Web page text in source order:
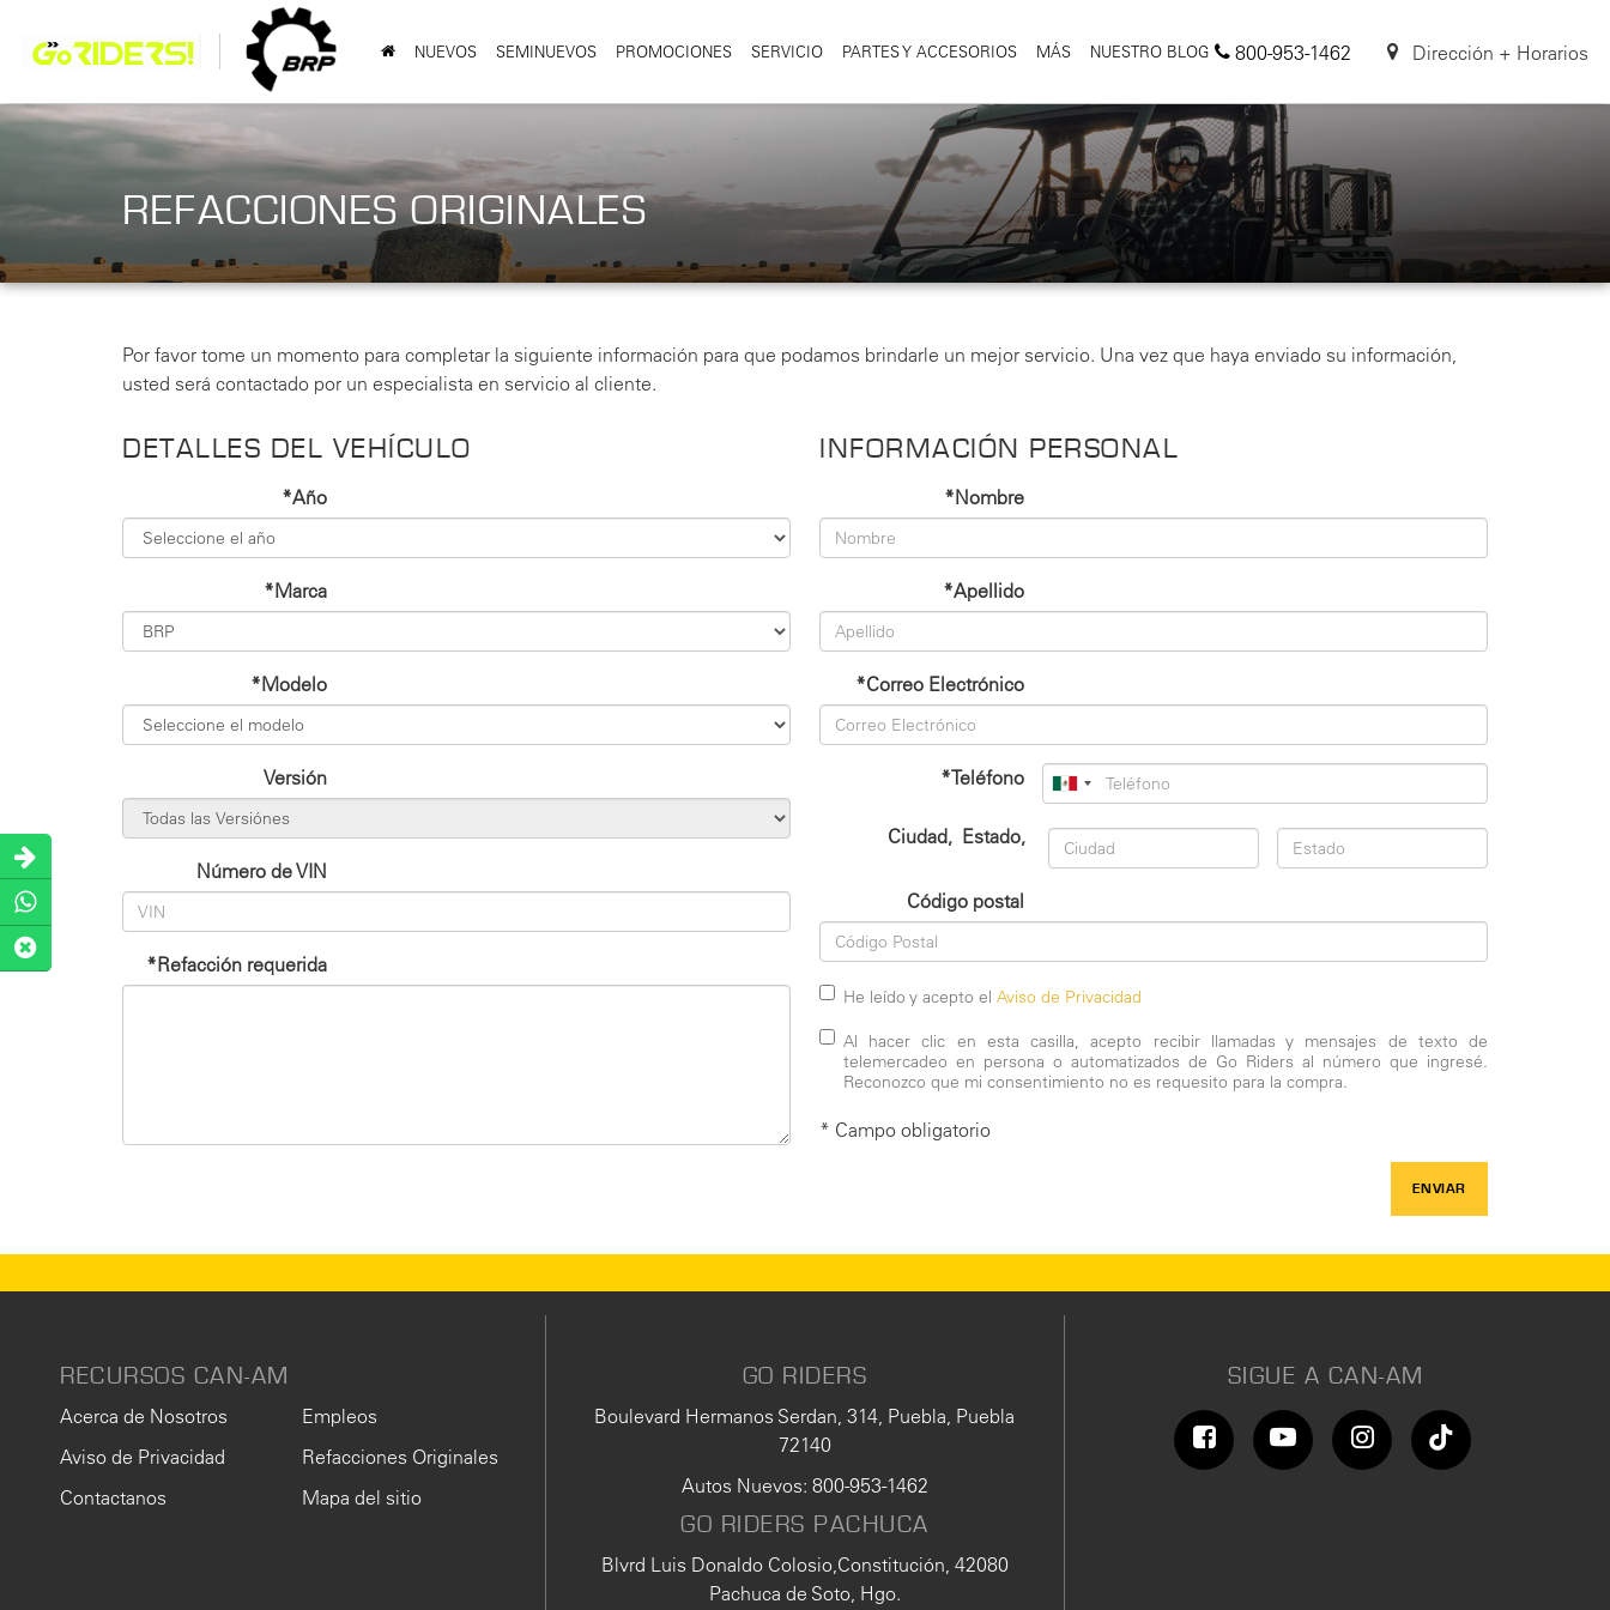
800-953-1462 Dirección + Horarios
NUEVOS SEMINUEVOS PROMOCIONES SERVICIO PARTES Y ACCESORIOS MÁS NUESTRO BLOG
REFACCIONES ORIGINALES
Por favor tome un momento para completar la siguiente información para que podamos brindarle un mejor servicio. Una vez que haya enviado su información,
usted será contactado por un especialista en servicio al cliente.
DETALLES DEL VEHÍCULO
*Año
*Marca
*Modelo
Versión
Número de VIN
*Refacción requerida
INFORMACIÓN PERSONAL
*Nombre
*Apellido
*Correo Electrónico
*Teléfono
Ciudad, Estado,
Código postal
He leído y acepto el Aviso de Privacidad
Al hacer clic en esta casilla, acepto recibir llamadas y mensajes de texto de
telemercadeo en persona o automatizados de Go Riders al número que ingresé.
Reconozco que mi consentimiento no es requesito para la compra.
* Campo obligatorio
ENVIAR
RECURSOS CAN-AM
Acerca de Nosotros
Aviso de Privacidad
Contactanos
Empleos
Refacciones Originales
Mapa del sitio
GO RIDERS
Boulevard Hermanos Serdan, 314, Puebla, Puebla
72140
Autos Nuevos: 800-953-1462
GO RIDERS PACHUCA
Blvrd Luis Donaldo Colosio,Constitución, 42080
Pachuca de Soto, Hgo.
SIGUE A CAN-AM